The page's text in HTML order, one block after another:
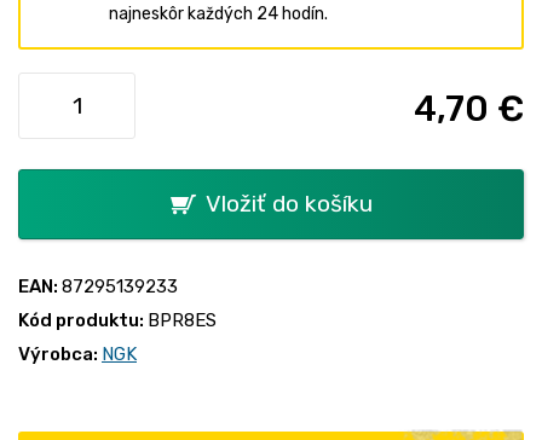
najneskôr každých 24 hodín.
4,70 €
Vložiť do košíku
EAN: 87295139233
Kód produktu: BPR8ES
Výrobca: NGK